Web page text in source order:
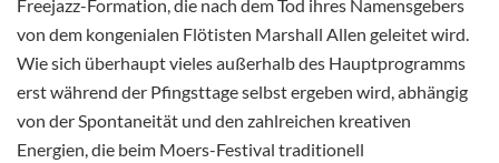
Freejazz-Formation, die nach dem Tod ihres Namensgebers
von dem kongenialen Flötisten Marshall Allen geleitet wird.
Wie sich überhaupt vieles außerhalb des Hauptprogramms
erst während der Pfingsttage selbst ergeben wird, abhängig
von der Spontaneität und den zahlreichen kreativen
Energien, die beim Moers-Festival traditionell